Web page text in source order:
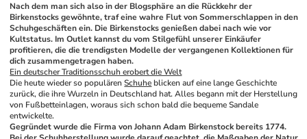
Nach dem man sich also in der Blogsphäre an die Rückkehr der
Birkenstocks gewöhnte, traf eine wahre Flut von Sommerschlappen in den
Schuhgeschäften ein. Die Birkenstocks genießen dabei nach wie vor
Kultstatus. Im Outlet kannst du vom Stilgefühl unserer Einkäufer
profitieren, die die trendigsten Modelle der vergangenen Kollektionen für
dich zusammengetragen haben.
Ein deutscher Traditionsschuh erobert die Welt
Die heute wieder so populären Schuhe blicken auf eine lange Geschichte
zurück, die ihre Wurzeln in Deutschland hat. Alles begann mit der Herstellung
von Fußbetteinlagen, woraus sich schon bald die bequeme Sandale
entwickelte.
Gegründet wurde die Firma von Johann Adam Birkenstock bereits 1774.